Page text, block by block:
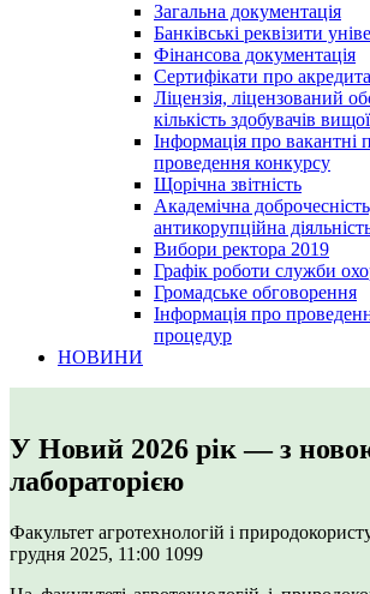
Загальна документація
Банківські реквізити
Фінансова документація
Сертифікати про
Ліцензія, ліцензований
кількість здобувачів
Інформація про вакантні
проведення конкурсу
Щорічна звітність
Академічна
антикорупційна
Вибори ректора 2019
Графік роботи служби
Громадське обговорення
Інформація про
процедур
НОВИНИ
У Новий 2026 рік — з
лабораторією
Факультет агротехнологій і
грудня 2025, 11:00 1099